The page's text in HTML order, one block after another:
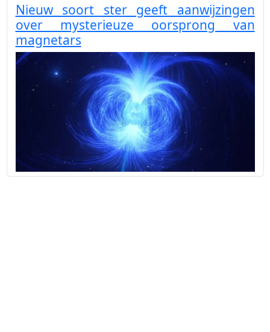
Nieuw soort ster geeft aanwijzingen
over mysterieuze oorsprong van
magnetars